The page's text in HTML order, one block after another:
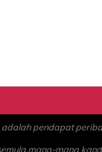
adalah pendapat
mana-mana